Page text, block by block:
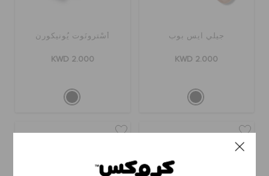
جيلي آيس بوب
KWD 2.000
أسْترونَوت يُونيكورن
KWD 2.000